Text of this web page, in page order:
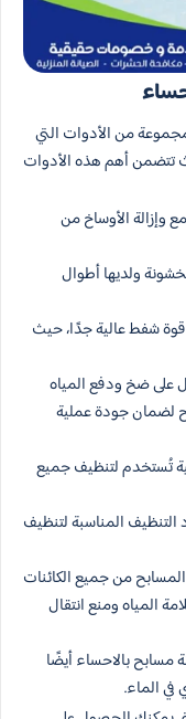
من الأدوات التي
تتضمن أهم هذه الأدوات
وإزالة الأوساخ من
ولديها أطوال
قوة شفط عالية جدًا، حيث
ضخ ودفع المياه
لضمان جودة عملية
تُستخدم لتنظيف جميع
المناسبة لتنظيف
من جميع الكائنات
المياه ومنع انتقال
بالاحساء أيضًا
الماء.